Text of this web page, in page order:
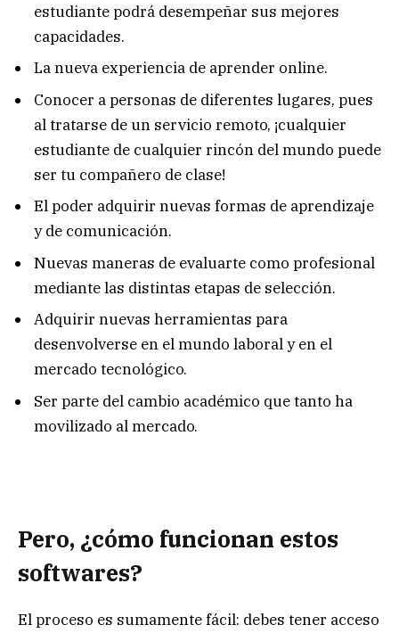
estudiante podrá desempeñar sus mejores
capacidades.
La nueva experiencia de aprender online.
Conocer a personas de diferentes lugares, pues
al tratarse de un servicio remoto, ¡cualquier
estudiante de cualquier rincón del mundo puede
ser tu compañero de clase!
El poder adquirir nuevas formas de aprendizaje
y de comunicación.
Nuevas maneras de evaluarte como profesional
mediante las distintas etapas de selección.
Adquirir nuevas herramientas para
desenvolverse en el mundo laboral y en el
mercado tecnológico.
Ser parte del cambio académico que tanto ha
movilizado al mercado.
Pero, ¿cómo funcionan estos
softwares?
El proceso es sumamente fácil: debes tener acceso